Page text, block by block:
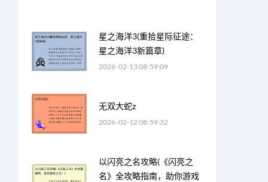
星之海洋3(重拾星际征途：
星之海洋3新篇章)
2026-02-13 08:59:09
无双大蛇z
2026-02-12 08:59:32
以闪亮之名攻略(《闪亮之
名》全攻略指南，助你游戏